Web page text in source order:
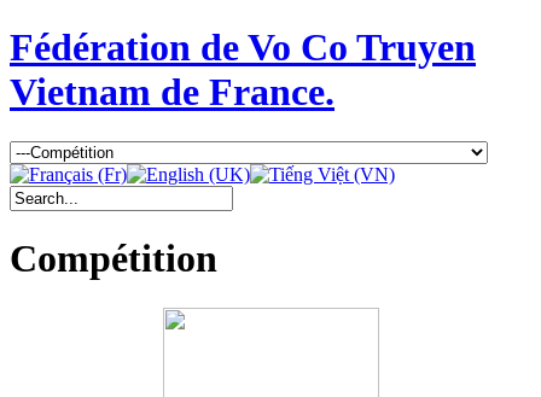
Fédération de Vo Co Truyen
Vietnam de France.
Compétition